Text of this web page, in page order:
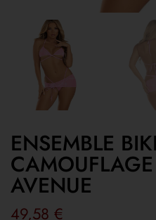
ENSEMBLE
AVENUE
49,58 €